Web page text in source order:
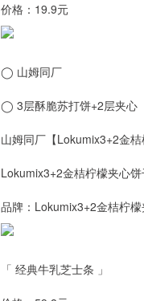
价格：19.9元
◯ 山姆同厂
◯ 3层酥脆苏打饼+2层夹心
山姆同厂【Lokumix3+2金
Lokumix3+2金桔柠檬夹心
品牌：Lokumix3+2金桔柠
「 经典牛乳芝士条 」